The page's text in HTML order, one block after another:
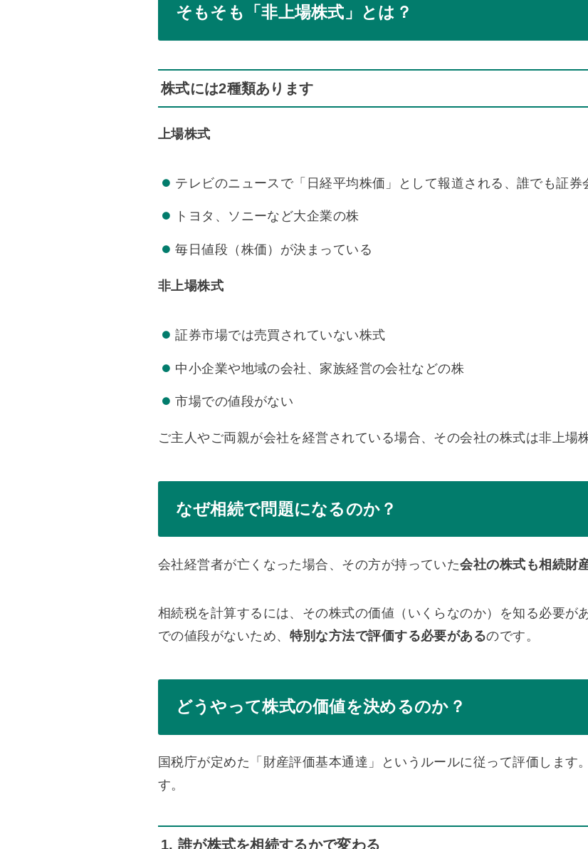
そもそも「非上場株式」とは？
株式には2種類あります
上場株式
テレビのニュースで「日経平均株価」として報道される、誰でも証
トヨタ、ソニーなど大企業の株
毎日値段（株価）が決まっている
非上場株式
証券市場では売買されていない株式
中小企業や地域の会社、家族経営の会社などの株
市場での値段がない
ご主人やご両親が会社を経営されている場合、その会社の株式は非上場
なぜ相続で問題になるのか？
会社経営者が亡くなった場合、その方が持っていた会社の株式も相続財
相続税を計算するには、その株式の価値（いくらなのか）を知る必要が
での値段がないため、 特別な方法で評価する必要があるのです。
どうやって株式の価値を決めるのか？
国税庁が定めた「財産評価基本通達」というルールに従って評価します
す。
1. 誰が株式を相続するかで変わる